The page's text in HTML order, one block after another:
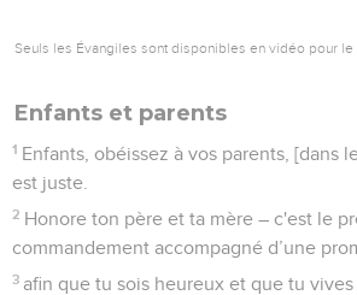
Seuls les Évangiles sont disponibles en vidéo pour le
Enfants et parents
1 Enfants, obéissez à vos parents, [dans
est juste.
2 Honore ton père et ta mère – c'est le
commandement accompagné d’une
3 afin que tu sois heureux et que tu